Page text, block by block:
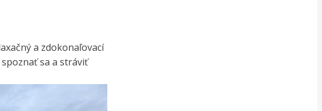
a zdokonaľovací
sa a stráviť